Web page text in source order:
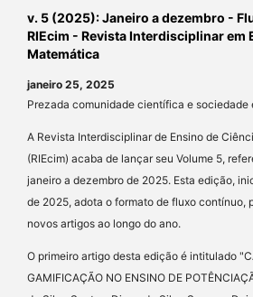
v. 5 (2025): Janeiro a dezembro -
RIEcim - Revista Interdisciplinar em
Matemática
janeiro 25, 2025
Prezada comunidade científica e sociedade
A Revista Interdisciplinar de Ensino de
(RIEcim) acaba de lançar seu Volume 5,
janeiro a dezembro de 2025. Esta edição,
de 2025, adota o formato de fluxo contínuo,
novos artigos ao longo do ano.
O primeiro artigo desta edição é intitulado
GAMIFICAÇÃO NO ENSINO DE